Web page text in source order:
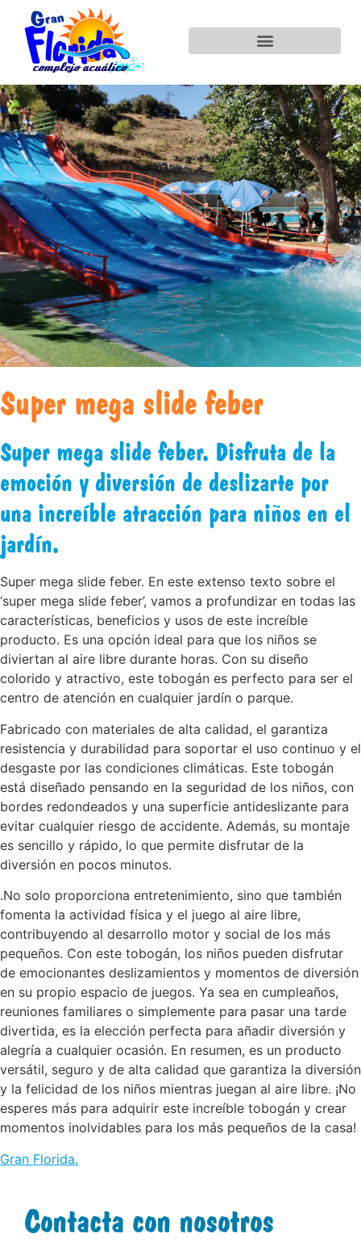
Super mega slide feber
Super mega slide feber. Disfruta de la
emoción y diversión de deslizarte por
una increíble atracción para niños en el
jardín.
Super mega slide feber. En este extenso texto sobre el
‘super mega slide feber’, vamos a profundizar en todas las
características, beneficios y usos de este increíble
producto. Es una opción ideal para que los niños se
diviertan al aire libre durante horas. Con su diseño
colorido y atractivo, este tobogán es perfecto para ser el
centro de atención en cualquier jardín o parque.
Fabricado con materiales de alta calidad, el garantiza
resistencia y durabilidad para soportar el uso continuo y el
desgaste por las condiciones climáticas. Este tobogán
está diseñado pensando en la seguridad de los niños, con
bordes redondeados y una superficie antideslizante para
evitar cualquier riesgo de accidente. Además, su montaje
es sencillo y rápido, lo que permite disfrutar de la
diversión en pocos minutos.
.No solo proporciona entretenimiento, sino que también
fomenta la actividad física y el juego al aire libre,
contribuyendo al desarrollo motor y social de los más
pequeños. Con este tobogán, los niños pueden disfrutar
de emocionantes deslizamientos y momentos de diversión
en su propio espacio de juegos. Ya sea en cumpleaños,
reuniones familiares o simplemente para pasar una tarde
divertida, es la elección perfecta para añadir diversión y
alegría a cualquier ocasión. En resumen, es un producto
versátil, seguro y de alta calidad que garantiza la diversión
y la felicidad de los niños mientras juegan al aire libre. ¡No
esperes más para adquirir este increíble tobogán y crear
momentos inolvidables para los más pequeños de la casa!
Gran Florida.
Contacta con nosotros